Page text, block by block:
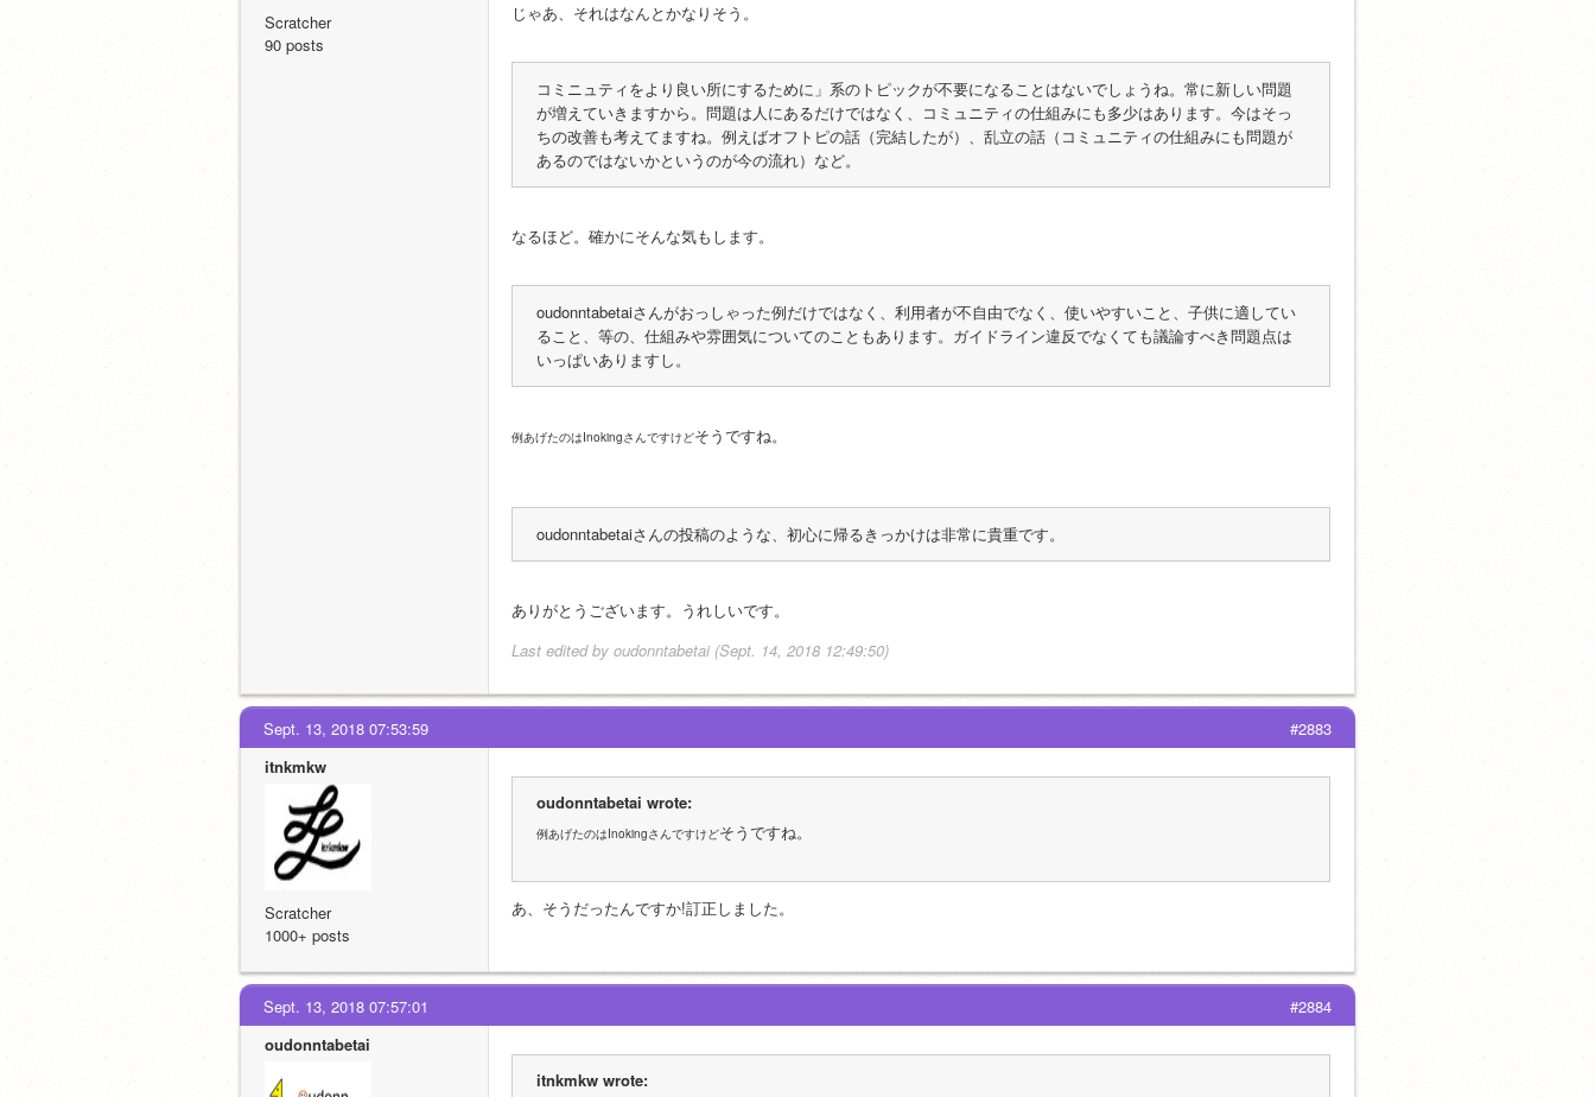
Scratcher
90 posts
じゃあ、それはなんとかなりそう。
コミニュティをより良い所にするために」系のトピックが不要になることはないでしょうね。常に新しい問題
が増えていきますから。問題は人にあるだけではなく、コミュニティの仕組みにも多少はあります。今はそっ
ちの改善も考えてますね。例えばオフトピの話（完結したが）、乱立の話（コミュニティの仕組みにも問題が
あるのではないかというのが今の流れ）など。
なるほど。確かにそんな気もします。
oudonntabetaiさんがおっしゃった例だけではなく、利用者が不自由でなく、使いやすいこと、子供に適してい
ること、等の、仕組みや雰囲気についてのこともあります。ガイドライン違反でなくても議論すべき問題点は
いっぱいありますし。
例あげたのはInokingさんですけどそうですね。
oudonntabetaiさんの投稿のような、初心に帰るきっかけは非常に貴重です。
ありがとうございます。うれしいです。
Last edited by oudonntabetai (Sept. 14, 2018 12:49:50)
#2883
Sept. 13, 2018 07:53:59
itnkmkw
Scratcher
1000+ posts
oudonntabetai wrote:
例あげたのはInokingさんですけどそうですね。
あ、そうだったんですか!訂正しました。
#2884
Sept. 13, 2018 07:57:01
oudonntabetai
itnkmkw wrote: